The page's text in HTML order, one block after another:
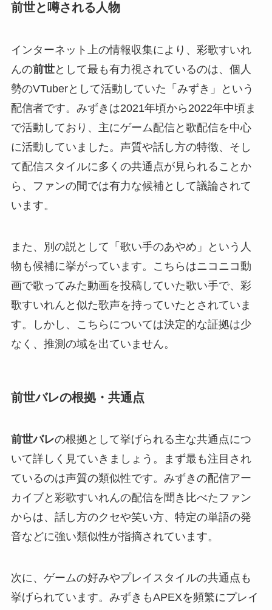
前世と噂される人物
インターネット上の情報収集により、彩歌すいれ
んの前世として最も有力視されているのは、個人
勢のVTuberとして活動していた「みずき」という
配信者です。みずきは2021年頃から2022年中頃ま
で活動しており、主にゲーム配信と歌配信を中心
に活動していました。声質や話し方の特徴、そし
て配信スタイルに多くの共通点が見られることか
ら、ファンの間では有力な候補として議論されて
います。
また、別の説として「歌い手のあやめ」という人
物も候補に挙がっています。こちらはニコニコ動
画で歌ってみた動画を投稿していた歌い手で、彩
歌すいれんと似た歌声を持っていたとされていま
す。しかし、こちらについては決定的な証拠は少
なく、推測の域を出ていません。
前世バレの根拠・共通点
前世バレの根拠として挙げられる主な共通点につ
いて詳しく見ていきましょう。まず最も注目され
ているのは声質の類似性です。みずきの配信アー
カイブと彩歌すいれんの配信を聞き比べたファン
からは、話し方のクセや笑い方、特定の単語の発
音などに強い類似性が指摘されています。
次に、ゲームの好みやプレイスタイルの共通点も
挙げられています。みずきもAPEXを頻繁にプレイ